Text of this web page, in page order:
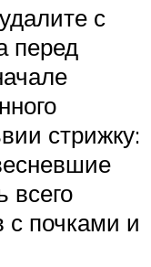
с
перед
стрижку:
всего
с почками и